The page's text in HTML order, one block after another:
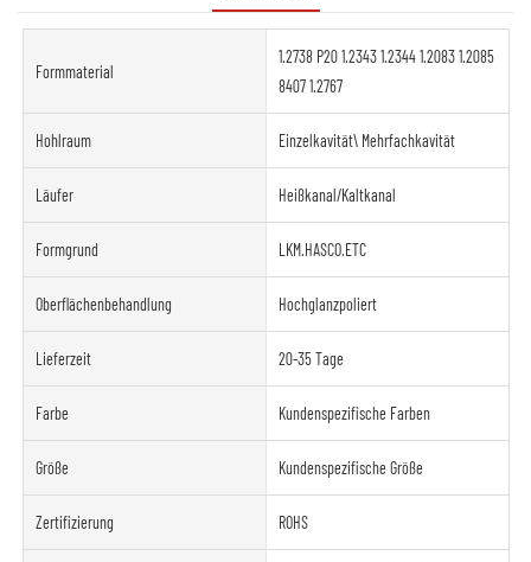
Formmaterial
1.2738 P20 1.2343 1.2344 1.2083 1.2085
8407 1.2767
Hohlraum Einzelkavität\ Mehrfachkavität
Läufer Heißkanal/Kaltkanal
Formgrund LKM.HASCO.ETC
Oberflächenbehandlung Hochglanzpoliert
Lieferzeit 20-35 Tage
Farbe Kundenspezifische Farben
Größe Kundenspezifische Größe
Zertifizierung ROHS